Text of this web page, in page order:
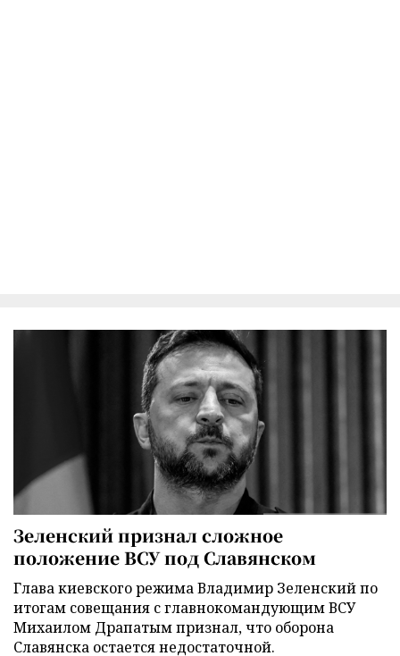
Зеленский признал сложное
положение ВСУ под Славянском
Глава киевского режима Владимир Зеленский по
итогам совещания с главнокомандующим ВСУ
Михаилом Драпатым признал, что оборона
Славянска остается недостаточной.